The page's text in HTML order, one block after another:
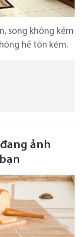
song không kém
hề tốn kém.
ảnh